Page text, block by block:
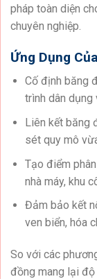
pháp toàn diện
chuyên nghiệp.
Ứng Dụng
Cố định băng
trình dân dụng
Liên kết băng
sét quy mô
Tạo điểm
nhà máy, khu
Đảm bảo kết
ven biển, hóa
So với các
đồng mang lại độ